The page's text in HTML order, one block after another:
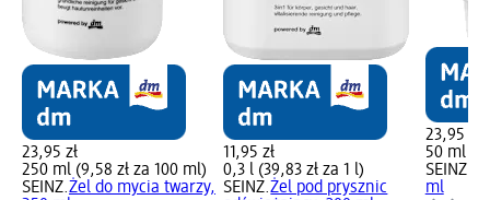
23,95 zł
250 ml (9,58 zł za 100 ml)
SEINZ.Żel do mycia twarzy,
11,95 zł
0,3 l (39,83 zł za 1 l)
SEINZ.Żel pod prysznic
23,95 zł
50 ml
SEINZ.
ml